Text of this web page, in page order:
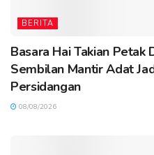
BERITA
Basara Hai Takian Petak
Sembilan Mantir Adat
Persidangan
08/08/2026